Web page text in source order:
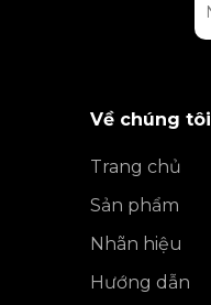
Về chúng tôi
Trang chủ
Sản phẩm
Nhãn hiệu
Hướng dẫn